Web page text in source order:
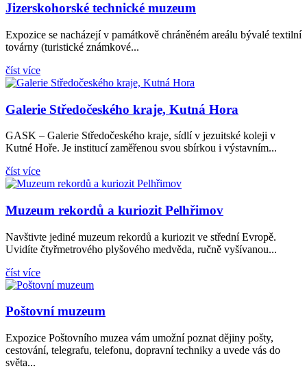
Jizerskohorské technické muzeum
Expozice se nacházejí v památkově chráněném areálu bývalé textilní
továrny (turistické známkové...
číst více
Galerie Středočeského kraje, Kutná Hora
GASK – Galerie Středočeského kraje, sídlí v jezuitské koleji v
Kutné Hoře. Je institucí zaměřenou svou sbírkou i výstavním...
číst více
Muzeum rekordů a kuriozit Pelhřimov
Navštivte jediné muzeum rekordů a kuriozit ve střední Evropě.
Uvidíte čtyřmetrového plyšového medvěda, ručně vyšívanou...
číst více
Poštovní muzeum
Expozice Poštovního muzea vám umožní poznat dějiny pošty,
cestování, telegrafu, telefonu, dopravní techniky a uvede vás do
světa...